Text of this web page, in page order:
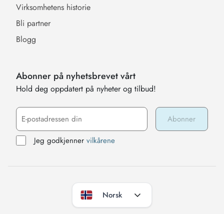
Virksomhetens historie
Bli partner
Blogg
Abonner på nyhetsbrevet vårt
Hold deg oppdatert på nyheter og tilbud!
Jeg godkjenner vilkårene
Norsk